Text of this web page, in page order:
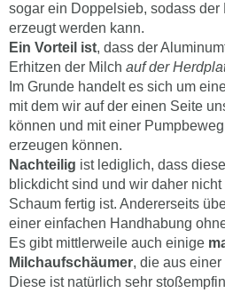
sogar ein Doppelsieb, sodass
erzeugt werden kann.
Ein Vorteil ist, dass der
Erhitzen der Milch auf der
Im Grunde handelt es sich um
mit dem wir auf der einen Seite
können und mit einer
erzeugen können.
Nachteilig ist lediglich, dass
blickdicht sind und wir daher
Schaum fertig ist. Andererseits
einer einfachen Handhabung
Es gibt mittlerweile auch einige
Milchaufschäumer, die aus
Diese ist natürlich sehr